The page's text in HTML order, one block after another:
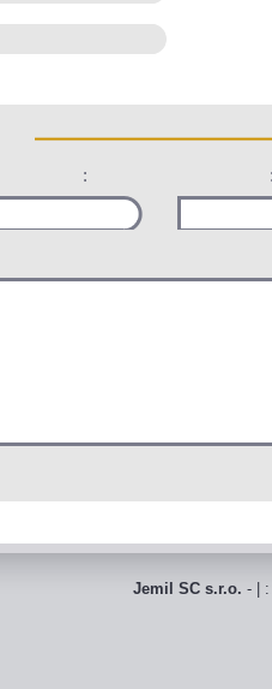
:
Jemil SC s.r.o. - |